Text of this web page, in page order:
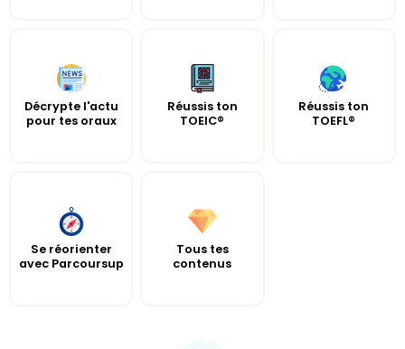
Décrypte l'actu
pour tes oraux
Réussis ton
TOEIC®
Réussis ton
TOEFL®
Se réorienter
avec Parcoursup
Tous tes
contenus